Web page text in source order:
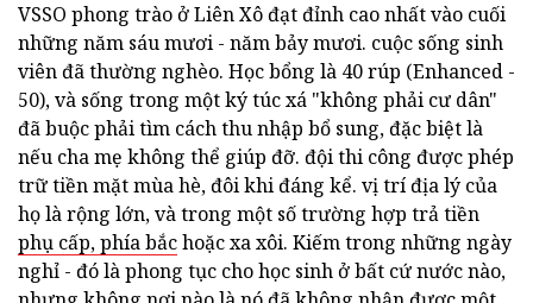
VSSO phong trào ở Liên Xô đạt đỉnh cao nhất vào cuối
những năm sáu mươi - năm bảy mươi. cuộc sống sinh
viên đã thường nghèo. Học bổng là 40 rúp (Enhanced -
50), và sống trong một ký túc xá "không phải cư dân"
đã buộc phải tìm cách thu nhập bổ sung, đặc biệt là
nếu cha mẹ không thể giúp đỡ. đội thi công được phép
trữ tiền mặt mùa hè, đôi khi đáng kể. vị trí địa lý của
họ là rộng lớn, và trong một số trường hợp trả tiền
phụ cấp, phía bắchoặc xa xôi. Kiếm trong những ngày
nghỉ - đó là phong tục cho học sinh ở bất cứ nước nào,